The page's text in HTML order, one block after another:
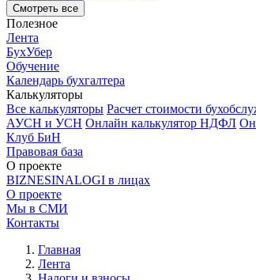
Смотреть все
Полезное
Лента
БухУбер
Обучение
Календарь бухгалтера
Калькуляторы
Все калькуляторы Расчет стоимости
АУСН и УСН Онлайн калькулятор НДФЛ
Клуб БиН
Правовая база
О проекте
BIZNESINALOGI в лицах
О проекте
Мы в СМИ
Контакты
Главная
Лента